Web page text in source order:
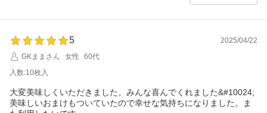
5
2025/04/22
GKままさん
女性
60代
入数:10枚入
大変美味しくいただきました。みんな喜んでくれました&#10024;
美味しいおまけもついていたので幸せな気持ちになりました。ま